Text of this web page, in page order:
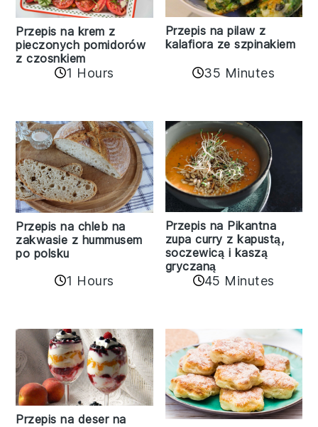
Przepis na krem z
pieczonych pomidorów
z czosnkiem
1 Hours
Przepis na pilaw z
kalafiora ze szpinakiem
35 Minutes
Przepis na chleb na
zakwasie z hummusem
po polsku
1 Hours
Przepis na Pikantna
zupa curry z kapustą,
soczewicą i kaszą
gryczaną
45 Minutes
Przepis na deser na